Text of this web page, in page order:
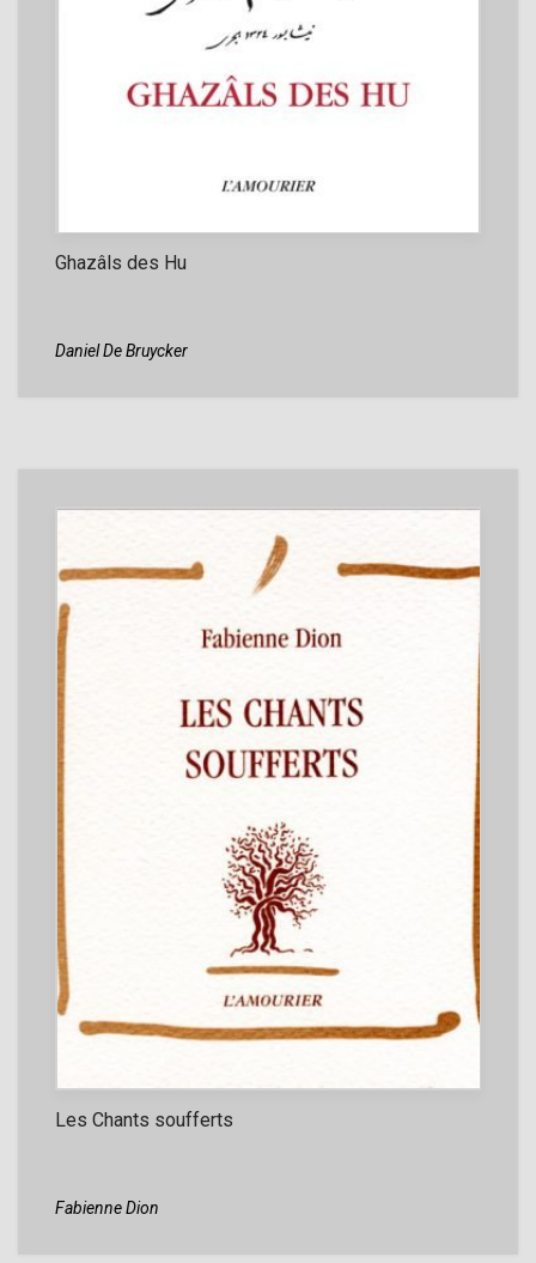
Ghazâls des Hu
Daniel De Bruycker
Les Chants soufferts
Fabienne Dion